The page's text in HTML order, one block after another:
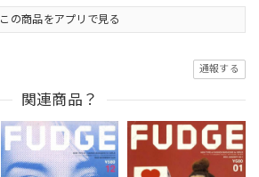
この商品をアプリで見る
通報する
関連商品？